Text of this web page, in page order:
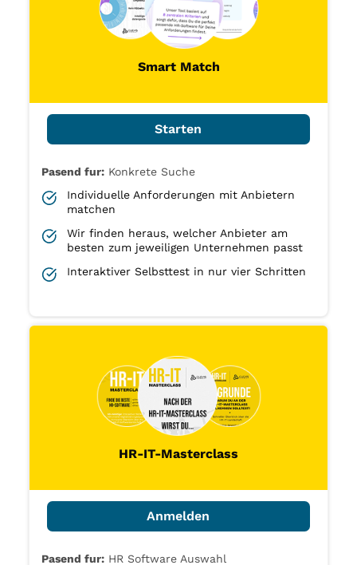
Smart Match
Starten
Pasend fur: Konkrete Suche
Individuelle Anforderungen mit Anbietern
matchen
Wir finden heraus, welcher Anbieter am
besten zum jeweiligen Unternehmen passt
Interaktiver Selbsttest in nur vier Schritten
HR-IT-Masterclass
Anmelden
Pasend fur: HR Software Auswahl